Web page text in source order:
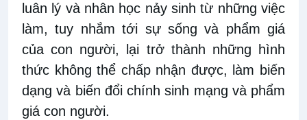
luân lý và nhân học nảy sinh từ những việc
làm, tuy nhắm tới sự sống và phẩm giá
của con người, lại trở thành những hình
thức không thể chấp nhận được, làm biến
dạng và biến đổi chính sinh mạng và phẩm
giá con người.